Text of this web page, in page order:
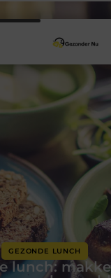
GEZONDE LUNCH
lunch: